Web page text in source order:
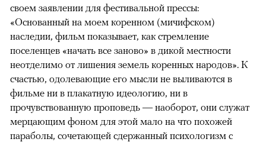
своем заявлении для фестивальной прессы:
«Основанный на моем коренном (мичифском)
наследии, фильм показывает, как стремление
поселенцев «начать все заново» в дикой местности
неотделимо от лишения земель коренных народов». К
счастью, одолевающие его мысли не выливаются в
фильме ни в плакатную идеологию, ни в
прочувствованную проповедь — наоборот, они служат
мерцающим фоном для этой мало на что похожей
параболы, сочетающей сдержанный психологизм с